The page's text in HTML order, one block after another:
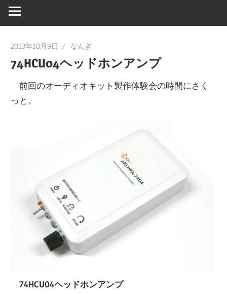
2013年10月9日 なんぎ
74HCU04ヘッドホンアンプ
前回のオーディオキット製作体験会の時間にさく
っと。
74HCU04ヘッドホンアンプ